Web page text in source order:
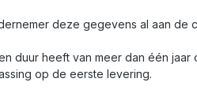
deze gegevens al aan de
duur heeft van meer dan één jaar
op de eerste levering.